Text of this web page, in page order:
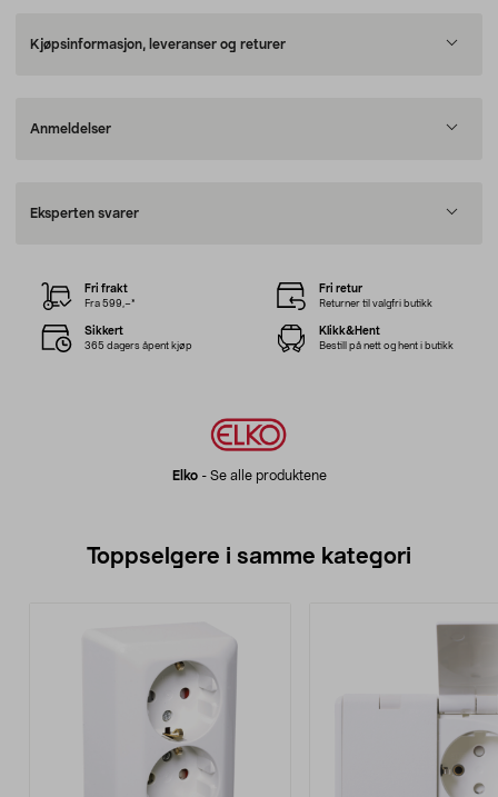
Kjøpsinformasjon, leveranser og returer
Anmeldelser
Eksperten svarer
Elko- Se alle produktene
Fri frakt
Fra 599,–*
Fri retur
Returner til valgfri butikk
Sikkert
365 dagers åpent kjøp
Klikk&Hent
Bestill på nett og hent i butikk
Toppselgere i samme kategori